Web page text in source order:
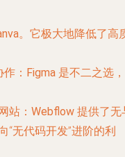
。它极大地降低了高
作 ： Figma 是不二之选，
站 ： Webflow 提供了无
“无代码开发”进阶的利